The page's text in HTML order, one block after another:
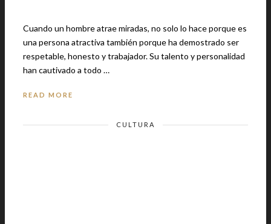
Cuando un hombre atrae miradas, no solo lo hace porque es
una persona atractiva también porque ha demostrado ser
respetable, honesto y trabajador. Su talento y personalidad
han cautivado a todo …
READ MORE
CULTURA